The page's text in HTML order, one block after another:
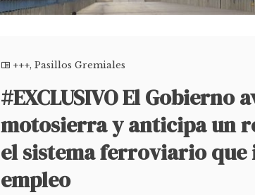
+++,Pasillos Gremiales
#EXCLUSIVO El Gobierno
motosierra y anticipa un
el sistema ferroviario que
empleo